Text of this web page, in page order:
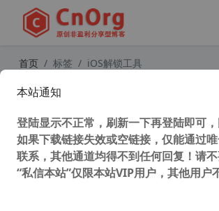
首页 标签 iOS解锁工具
独家汉化 FoneLab
本站通知
登陆显示不正常，刷新一下再登陆即可
如果下载链接失效或空链接，仅能通过
联系，其他通道均得不到任何回复！请
“私信本站”仅限本站VIP用户，其他用户